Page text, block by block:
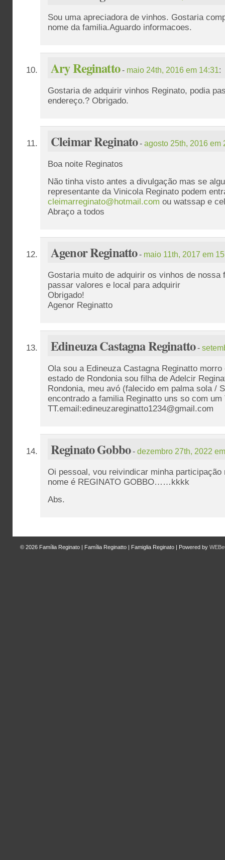
Sou uma apreciadora de vinhos. Gostaria
nome da familia.Aguardo informacoes.
Ary Reginatto- maio 24th, 2016 em 14:31:
Gostaria de adquirir vinhos Reginato, podia
endereço.? Obrigado.
Cleimar Reginato-agosto 25th, 2016 em
Boa noite Reginatos
Não tinha visto antes a divulgação mas se
representante da Vinicola Reginato podem
cleimarreginato@hotmail.com ou watssap e
Abraço a todos
Agenor Reginatto- maio 11th, 2017 em
Gostaria muito de adquirir os vinhos de nossa
passar valores e local para adquirir
Obrigado!
Agenor Reginatto
Edineuza Castagna Reginatto-
Ola sou a Edineuza Castagna Reginatto
estado de Rondonia sou filha de Adelcir
Rondonia, meu avó (falecido em palma sola /
encontrado a familia Reginatto uns so com
TT.email:edineuzareginatto1234@gmail.com
Reginato Gobbo-dezembro 27th, 2022
Oi pessoal, vou reivindicar minha participação
nome é REGINATO GOBBO……kkkk
Abs.
© 2026 Família Reginato | Família Reginatto | Famiglia Reginato | Powered by